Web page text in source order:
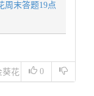
周末答题19点
0
葵花